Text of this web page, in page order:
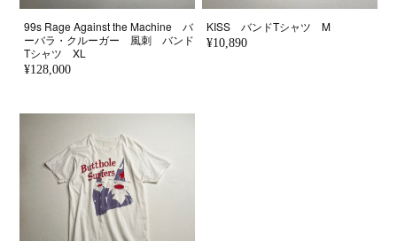
99s Rage Against the Machine バ
ーバラ・クルーガー 風刺 バンド
Tシャツ XL
¥128,000
KISS バンドTシャツ M
¥10,890